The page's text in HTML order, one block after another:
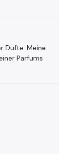
Düfte. Meine
Parfums